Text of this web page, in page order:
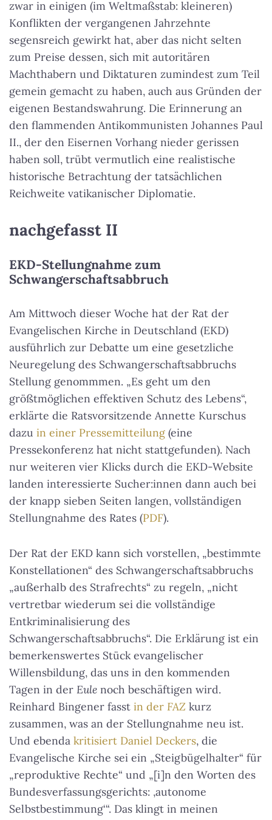
zwar in einigen (im Weltmaßstab: kleineren)
Konflikten der vergangenen Jahrzehnte
segensreich gewirkt hat, aber das nicht selten
zum Preise dessen, sich mit autoritären
Machthabern und Diktaturen zumindest zum Teil
gemein gemacht zu haben, auch aus Gründen der
eigenen Bestandswahrung. Die Erinnerung an
den flammenden Antikommunisten Johannes Paul
II., der den Eisernen Vorhang nieder gerissen
haben soll, trübt vermutlich eine realistische
historische Betrachtung der tatsächlichen
Reichweite vatikanischer Diplomatie.
nachgefasst II
EKD-Stellungnahme zum
Schwangerschaftsabbruch
Am Mittwoch dieser Woche hat der Rat der
Evangelischen Kirche in Deutschland (EKD)
ausführlich zur Debatte um eine gesetzliche
Neuregelung des Schwangerschaftsabbruchs
Stellung genommmen. „Es geht um den
größtmöglichen effektiven Schutz des Lebens“,
erklärte die Ratsvorsitzende Annette Kurschus
dazu in einer Pressemitteilung (eine
Pressekonferenz hat nicht stattgefunden). Nach
nur weiteren vier Klicks durch die EKD-Website
landen interessierte Sucher:innen dann auch bei
der knapp sieben Seiten langen, vollständigen
Stellungnahme des Rates (PDF).
Der Rat der EKD kann sich vorstellen, „bestimmte
Konstellationen“ des Schwangerschaftsabbruchs
„außerhalb des Strafrechts“ zu regeln, „nicht
vertretbar wiederum sei die vollständige
Entkriminalisierung des
Schwangerschaftsabbruchs“. Die Erklärung ist ein
bemerkenswertes Stück evangelischer
Willensbildung, das uns in den kommenden
Tagen in der Eule noch beschäftigen wird.
Reinhard Bingener fasst in der FAZ kurz
zusammen, was an der Stellungnahme neu ist.
Und ebenda kritisiert Daniel Deckers, die
Evangelische Kirche sei ein „Steigbügelhalter“ für
„reproduktive Rechte“ und „[i]n den Worten des
Bundesverfassungsgerichts: ‚au­to­no­me
Selbstbestimmung‘“. Das klingt in meinen